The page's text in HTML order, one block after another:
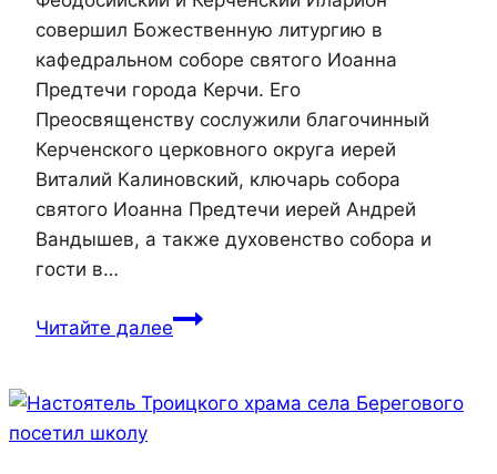
совершил Божественную литургию в
кафедральном соборе святого Иоанна
Предтечи города Керчи. Его
Преосвященству сослужили благочинный
Керченского церковного округа иерей
Виталий Калиновский, ключарь собора
святого Иоанна Предтечи иерей Андрей
Вандышев, а также духовенство собора и
гости в…
Читайте далееЕпископ
Божественную